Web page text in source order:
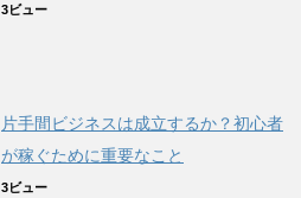
3ビュー
片手間ビジネスは成立するか？初心者
が稼ぐために重要なこと
3ビュー